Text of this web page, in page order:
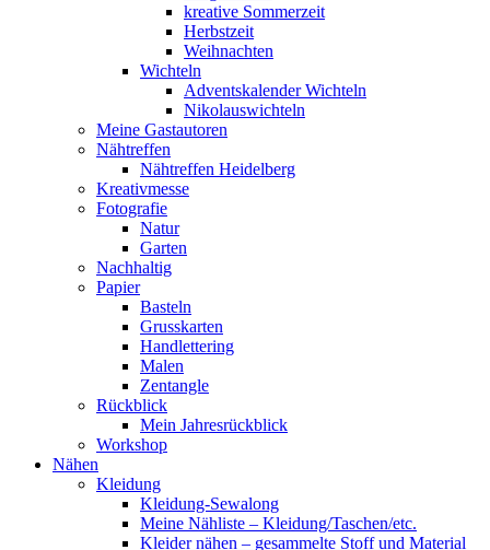
kreative Sommerzeit
Herbstzeit
Weihnachten
Wichteln
Adventskalender Wichteln
Nikolauswichteln
Meine Gastautoren
Nähtreffen
Nähtreffen Heidelberg
Kreativmesse
Fotografie
Natur
Garten
Nachhaltig
Papier
Basteln
Grusskarten
Handlettering
Malen
Zentangle
Rückblick
Mein Jahresrückblick
Workshop
Nähen
Kleidung
Kleidung-Sewalong
Meine Nähliste – Kleidung/Taschen/etc.
Kleider nähen – gesammelte Stoff und Material